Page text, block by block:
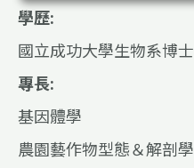
學歷:
國立成功大學生物系博士
專長:
基因體學
農園藝作物型態＆解剖學